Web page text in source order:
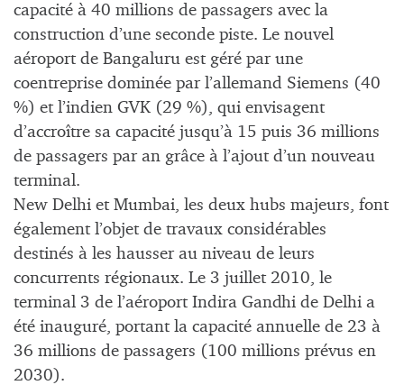
capacité à 40 millions de passagers avec la
construction d’une seconde piste. Le nouvel
aéroport de Bangaluru est géré par une
coentreprise dominée par l’allemand Siemens (40
%) et l’indien GVK (29 %), qui envisagent
d’accroître sa capacité jusqu’à 15 puis 36 millions
de passagers par an grâce à l’ajout d’un nouveau
terminal.
New Delhi et Mumbai, les deux hubs majeurs, font
également l’objet de travaux considérables
destinés à les hausser au niveau de leurs
concurrents régionaux. Le 3 juillet 2010, le
terminal 3 de l’aéroport Indira Gandhi de Delhi a
été inauguré, portant la capacité annuelle de 23 à
36 millions de passagers (100 millions prévus en
2030).